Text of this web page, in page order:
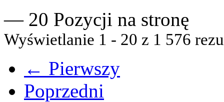
— 20 Pozycji na stronę
Wyświetlanie 1 - 20 z 1 576
← Pierwszy
Poprzedni